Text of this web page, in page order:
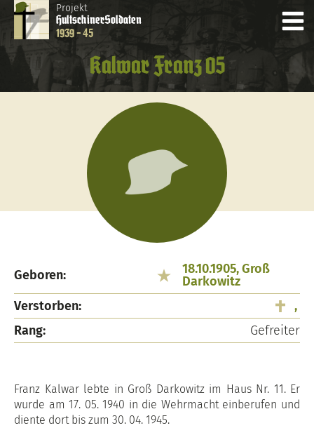
Projekt
HultschinerSoldaten
1939 - 45
Kalwar Franz 05
Geboren:
18.10.1905, Groß
Darkowitz
Verstorben:
,
Rang:
Gefreiter
Franz Kalwar lebte in Groß Darkowitz im Haus Nr. 11. Er
wurde am 17. 05. 1940 in die Wehrmacht einberufen und
diente dort bis zum 30. 04. 1945.